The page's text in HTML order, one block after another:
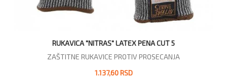
RUKAVICA "NITRAS" LATEX PENA CUT 5
ZAŠTITNE RUKAVICE PROTIV PROSECANJA
1.137,60 RSD